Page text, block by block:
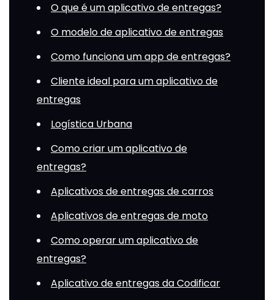
O que é um aplicativo de entregas?
O modelo de aplicativo de entregas
Como funciona um app de entregas?
Cliente ideal para um aplicativo de
entregas
Logística Urbana
Como criar um aplicativo de
entregas?
Aplicativos de entregas de carros
Aplicativos de entregas de moto
Como operar um aplicativo de
entregas?
Aplicativo de entregas da Codificar